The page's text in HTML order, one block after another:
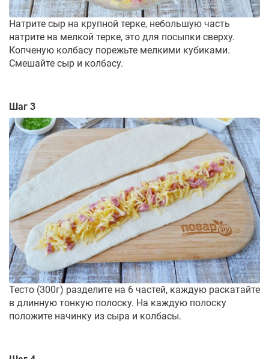
Натрите сыр на крупной терке, небольшую часть
натрите на мелкой терке, это для посыпки сверху.
Копченую колбасу порежьте мелкими кубиками.
Смешайте сыр и колбасу.
Шаг 3
Тесто (300г) разделите на 6 частей, каждую раскатайте
в длинную тонкую полоску. На каждую полоску
положите начинку из сыра и колбасы.